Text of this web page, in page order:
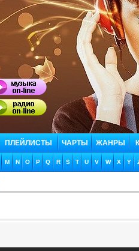
ПЛЕЙЛИСТЫ ЧАРТЫ ЖАНРЫ
M N O P Q R S T U V W X Y